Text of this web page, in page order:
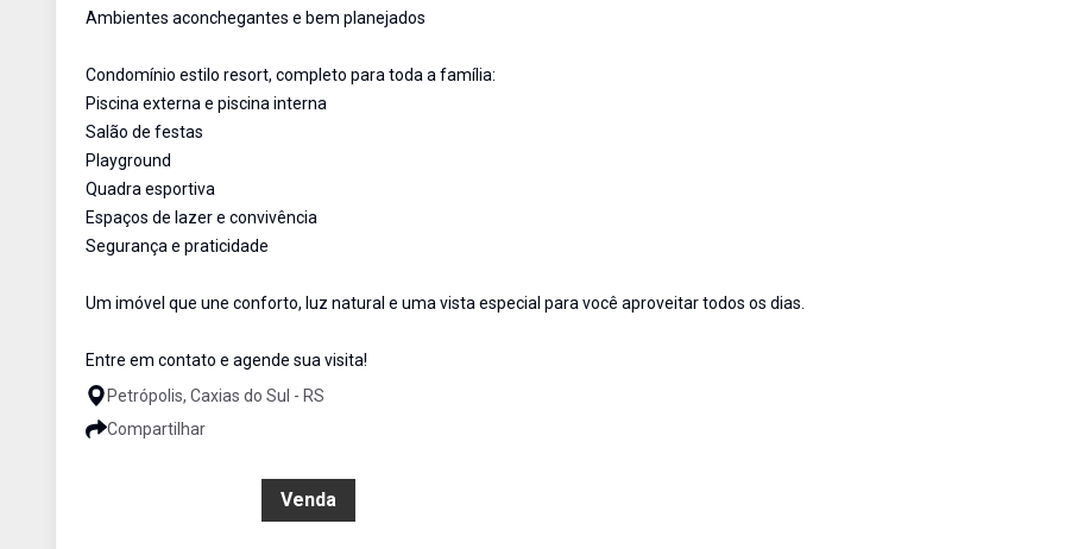
Ambientes aconchegantes e bem planejados
Condomínio estilo resort, completo para toda a família:
Piscina externa e piscina interna
Salão de festas
Playground
Quadra esportiva
Espaços de lazer e convivência
Segurança e praticidade
Um imóvel que une conforto, luz natural e uma vista especial para você aproveitar todos os dias.
Entre em contato e agende sua visita!
Petrópolis, Caxias do Sul - RS
Compartilhar
Venda